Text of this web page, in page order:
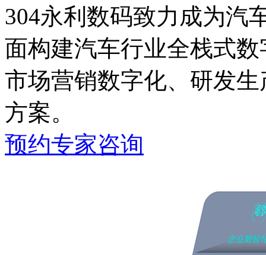
304永利数码致力成为汽
面构建汽车行业全栈式数字
市场营销数字化、研发
方案。
预约专家咨询